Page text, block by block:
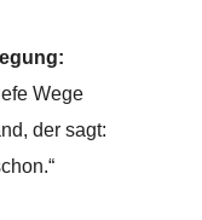
Wege
der sagt: